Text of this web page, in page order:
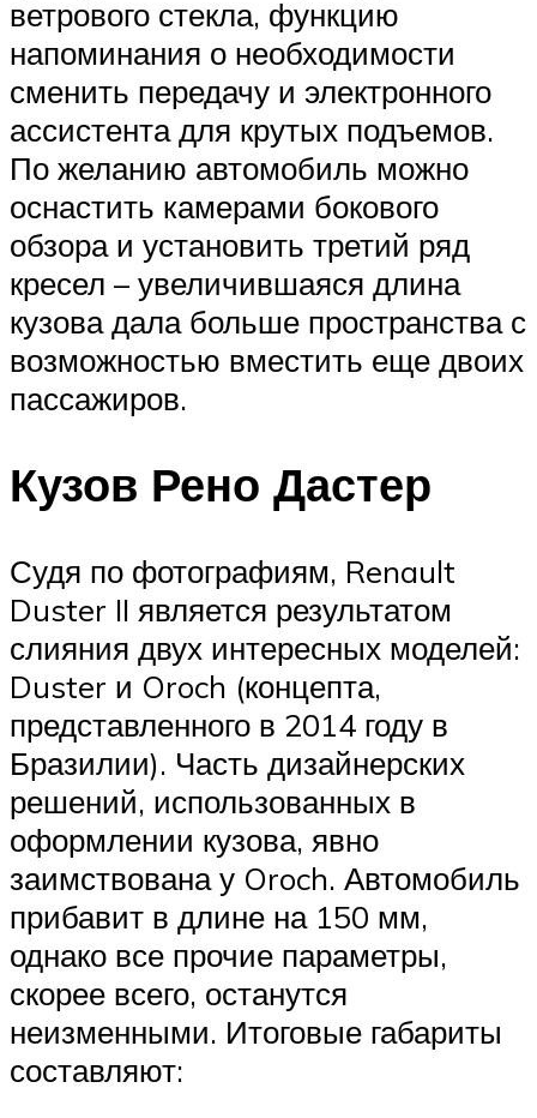
ветрового стекла, функцию
напоминания о необходимости
сменить передачу и электронного
ассистента для крутых подъемов.
По желанию автомобиль можно
оснастить камерами бокового
обзора и установить третий ряд
кресел – увеличившаяся длина
кузова дала больше пространства с
возможностью вместить еще двоих
пассажиров.
Кузов Рено Дастер
Судя по фотографиям, Renault
Duster II является результатом
слияния двух интересных моделей:
Duster и Oroch (концепта,
представленного в 2014 году в
Бразилии). Часть дизайнерских
решений, использованных в
оформлении кузова, явно
заимствована у Oroch. Автомобиль
прибавит в длине на 150 мм,
однако все прочие параметры,
скорее всего, останутся
неизменными. Итоговые габариты
составляют: